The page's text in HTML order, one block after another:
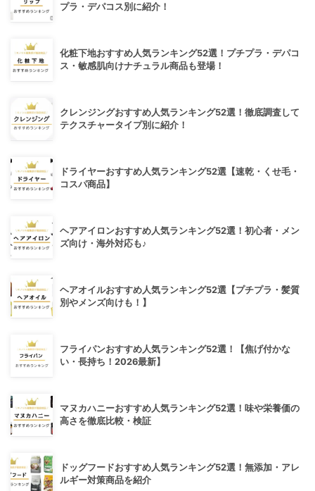
プラ・デパコス別に紹介！
化粧下地おすすめ人気ランキング52選！プチプラ・デパコ
ス・敏感肌向けナチュラル商品も登場！
クレンジングおすすめ人気ランキング52選！徹底調査して
テクスチャータイプ別に紹介！
ドライヤーおすすめ人気ランキング52選【速乾・くせ毛・
コスパ商品】
ヘアアイロンおすすめ人気ランキング52選！初心者・メン
ズ向け・海外対応も♪
ヘアオイルおすすめ人気ランキング52選【プチプラ・髪質
別やメンズ向けも！】
フライパンおすすめ人気ランキング52選！【焦げ付かな
い・長持ち！2026最新】
マヌカハニーおすすめ人気ランキング52選！味や栄養価の
高さを徹底比較・検証
ドッグフードおすすめ人気ランキング52選！無添加・アレ
ルギー対策商品を紹介